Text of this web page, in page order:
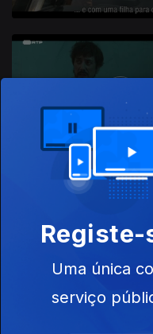
866434
Registe-
Uma única
serviço